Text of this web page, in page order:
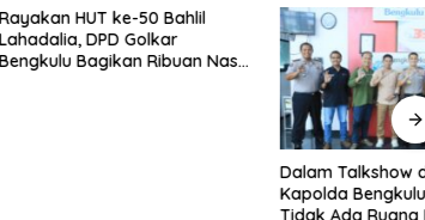
ke-50 Bahlil
Golkar
Ribuan Nasi
ke Puluhan
Dalam Talkshow di BETV ,
Kapolda Bengkulu Tegaskan :
Tidak Ada Ruang Bagi